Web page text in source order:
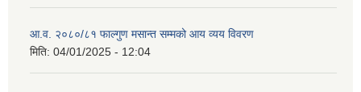
आ.व. २०८०/८१ फाल्गुण मसान्त सम्मको आय व्यय विवरण
मिति: 04/01/2025 - 12:04